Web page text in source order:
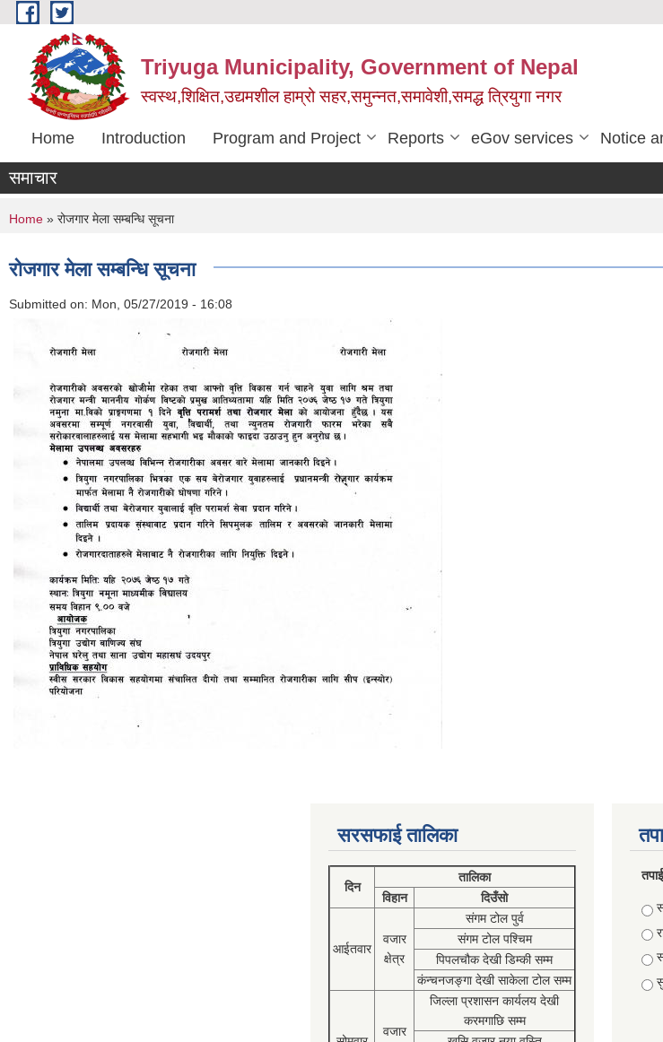
Skip to main content
Triyuga Municipality, Government of Nepal
स्वस्थ,शिक्षित,उद्यमशील हाम्रो सहर,समुन्नत,समावेशी,समद्ध त्रियुगा नगर
Home Introduction Program and Project Reports eGov services Notice
समाचार
You are here
Home » रोजगार मेला सम्बन्धि सूचना
रोजगार मेला सम्बन्धि सूचना
Submitted on: Mon, 05/27/2019 - 16:08
सरसफाई तालिका
दिन
तालिका
विहान
दिउँसो
आईतवार
वजार
क्षेत्र
संगम टोल पुर्व
संगम टोल पश्चिम
पिपलचौक देखी डिम्की सम्म
कंन्चनजङ्गा देखी साकेला टोल सम्म
वजार
जिल्ला प्रशासन कार्यलय देखी
करमगाछि सम्म